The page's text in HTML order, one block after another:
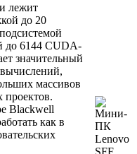
лежит
до 20
до 6144 CUDA-
значительный
массивов
проектов.
Blackwell
как в